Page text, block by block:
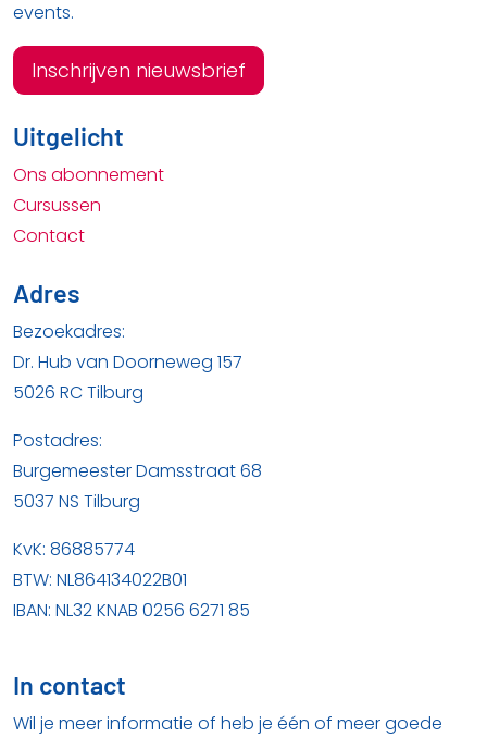
events.
Inschrijven nieuwsbrief
Uitgelicht
Ons abonnement
Cursussen
Contact
Adres
Bezoekadres:
Dr. Hub van Doorneweg 157
5026 RC Tilburg
Postadres:
Burgemeester Damsstraat 68
5037 NS Tilburg
KvK: 86885774
BTW: NL864134022B01
IBAN: NL32 KNAB 0256 6271 85
In contact
Wil je meer informatie of heb je één of meer goede